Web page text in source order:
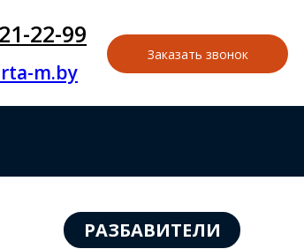
22-99
m.by
Заказать звонок
РАЗБАВИТЕЛИ